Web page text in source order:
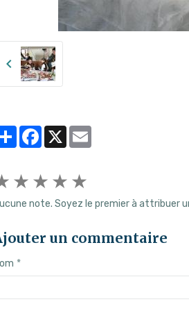
PartagerFacebook
X
★ ★ ★ ★
note. Soyez le premier à attribuer
un commentaire